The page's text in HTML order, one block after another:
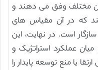
مختلف وفق می دهند و
که در آن مقیاس های
است. در نهایت، این
عملکرد استراتژیک و
یا منع توسعه پایدار را